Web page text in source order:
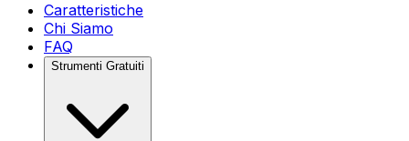
Caratteristiche
Chi Siamo
FAQ
Strumenti Gratuiti